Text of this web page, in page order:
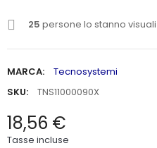
25 persone lo stanno
MARCA:
Tecnosystemi
SKU:
TNS11000090X
18,56 €
Tasse incluse